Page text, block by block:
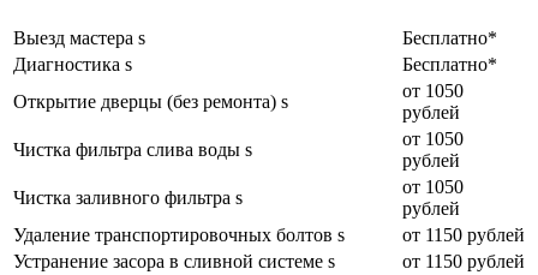
Выезд мастера s
Бесплатно*
Диагностика s
Бесплатно*
Открытие дверцы (без ремонта) s
от 1050
рублей
Чистка фильтра слива воды s
от 1050
рублей
Чистка заливного фильтра s
от 1050
рублей
Удаление транспортировочных болтов s
от 1150 рублей
Устранение засора в сливной системе s
от 1150 рублей